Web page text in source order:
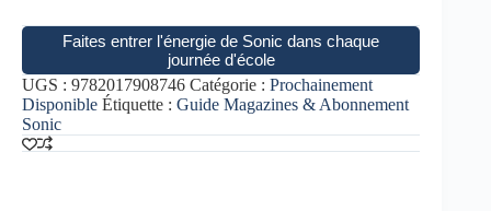
Faites entrer l'énergie de Sonic dans chaque
journée d'école
UGS : 9782017908746 Catégorie : Prochainement
Disponible Étiquette : Guide Magazines & Abonnement
Sonic